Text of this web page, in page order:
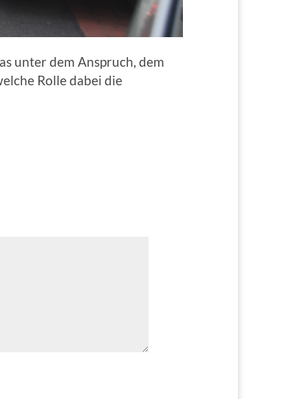
unter dem Anspruch, dem
Rolle dabei die